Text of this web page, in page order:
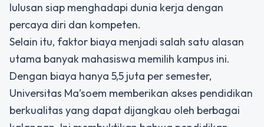
lulusan siap menghadapi dunia kerja dengan
percaya diri dan kompeten.
Selain itu, faktor biaya menjadi salah satu alasan
utama banyak mahasiswa memilih kampus ini.
Dengan biaya hanya 5,5 juta per semester,
Universitas Ma’soem memberikan akses pendidikan
berkualitas yang dapat dijangkau oleh berbagai